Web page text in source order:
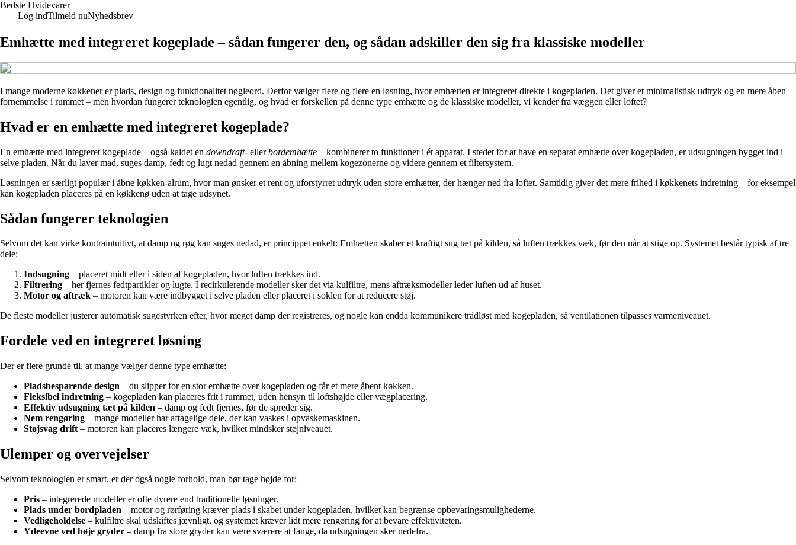
Bedste Hvidevarer
Log indTilmeld nuNyhedsbrev
Emhætte med integreret kogeplade – sådan fungerer den, og sådan adskiller den sig fra klassiske modeller
I mange moderne køkkener er plads, design og funktionalitet nøgleord. Derfor vælger flere og flere en løsning, hvor emhætten er integreret direkte i kogepladen. Det giver et minimalistisk udtryk og en mere åben
fornemmelse i rummet – men hvordan fungerer teknologien egentlig, og hvad er forskellen på denne type emhætte og de klassiske modeller, vi kender fra væggen eller loftet?
Hvad er en emhætte med integreret kogeplade?
En emhætte med integreret kogeplade – også kaldet en downdraft- ellerbordemhætte – kombinerer to funktioner i ét apparat. I stedet for at have en separat emhætte over kogepladen, er udsugningen bygget ind i
selve pladen. Når du laver mad, suges damp, fedt og lugt nedad gennem en åbning mellem kogezonerne og videre gennem et filtersystem.
Løsningen er særligt populær i åbne køkken-alrum, hvor man ønsker et rent og uforstyrret udtryk uden store emhætter, der hænger ned fra loftet. Samtidig giver det mere frihed i køkkenets indretning – for eksempel
kan kogepladen placeres på en køkkenø uden at tage udsynet.
Sådan fungerer teknologien
Selvom det kan virke kontraintuitivt, at damp og røg kan suges nedad, er princippet enkelt: Emhætten skaber et kraftigt sug tæt på kilden, så luften trækkes væk, før den når at stige op. Systemet består typisk af tre
dele:
Indsugning – placeret midt eller i siden af kogepladen, hvor luften trækkes ind.
Filtrering – her fjernes fedtpartikler og lugte. I recirkulerende modeller sker det via kulfiltre, mens aftræksmodeller leder luften ud af huset.
Motor og aftræk – motoren kan være indbygget i selve pladen eller placeret i soklen for at reducere støj.
De fleste modeller justerer automatisk sugestyrken efter, hvor meget damp der registreres, og nogle kan endda kommunikere trådløst med kogepladen, så ventilationen tilpasses varmeniveauet.
Fordele ved en integreret løsning
Der er flere grunde til, at mange vælger denne type emhætte:
Pladsbesparende design – du slipper for en stor emhætte over kogepladen og får et mere åbent køkken.
Fleksibel indretning – kogepladen kan placeres frit i rummet, uden hensyn til loftshøjde eller vægplacering.
Effektiv udsugning tæt på kilden – damp og fedt fjernes, før de spreder sig.
Nem rengøring – mange modeller har aftagelige dele, der kan vaskes i opvaskemaskinen.
Støjsvag drift – motoren kan placeres længere væk, hvilket mindsker støjniveauet.
Ulemper og overvejelser
Selvom teknologien er smart, er der også nogle forhold, man bør tage højde for:
Pris – integrerede modeller er ofte dyrere end traditionelle løsninger.
Plads under bordpladen – motor og rørføring kræver plads i skabet under kogepladen, hvilket kan begrænse opbevaringsmulighederne.
Vedligeholdelse – kulfiltre skal udskiftes jævnligt, og systemet kræver lidt mere rengøring for at bevare effektiviteten.
Ydeevne ved høje gryder – damp fra store gryder kan være sværere at fange, da udsugningen sker nedefra.